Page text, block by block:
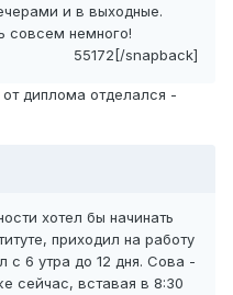
и в выходные.
совсем немного!
55172[/snapback]
диплома отделался -
хотел бы начинать
приходил на работу
с 6 утра до 12 дня. Сова -
сейчас, вставая в 8:30